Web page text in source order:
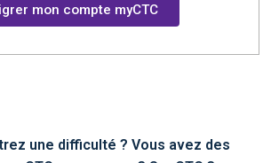
mon compte myCTC
une difficulté ? Vous avez des